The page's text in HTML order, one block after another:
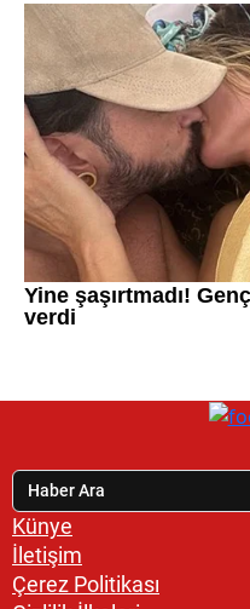
Künye
İletişim
Çerez Politikası